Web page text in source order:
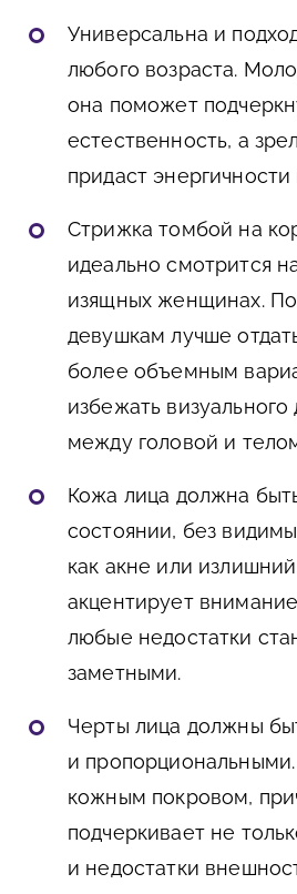
Универсальна и
любого возраста.
она поможет
естественность, а
придаст энергичности
Стрижка томбой на
идеально смотрится
изящных женщинах.
девушкам лучше
более объемным
избежать визуального
между головой и
Кожа лица должна
состоянии, без
как акне или
акцентирует
любые недостатки
заметными.
Черты лица должны
и
кожным покровом,
подчеркивает не
и недостатки